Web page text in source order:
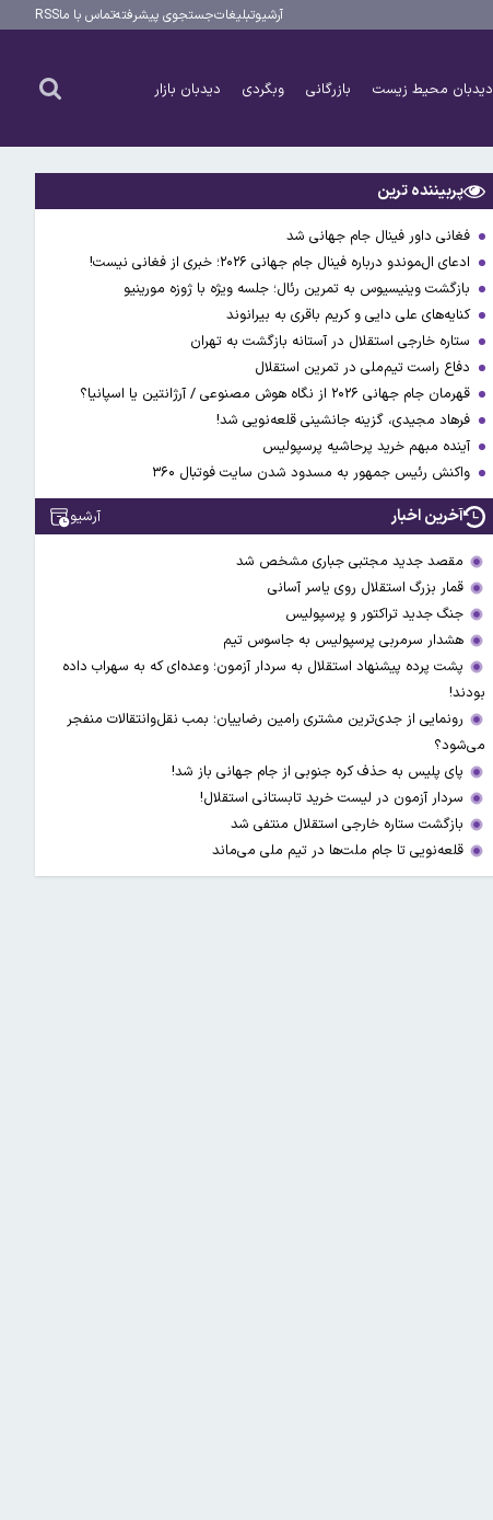
آرشیوتبلیغاتجستجوی پیشرفتهتماس با ماRSS
دیدبان محیط زیست بازرگانی وبگردی دیدبان بازار
پربیننده ترین
فغانی داور فینال جام جهانی شد
ادعای ال‌‍موندو درباره فینال جام جهانی ۲۰۲۶؛ خبری از فغانی نیست!
بازگشت وینیسیوس به تمرین رئال؛ جلسه ویژه با ژوزه مورینیو
کنایه‌های علی دایی و کریم باقری به بیرانوند
ستاره خارجی استقلال در آستانه بازگشت به تهران
دفاع راست تیم‌ملی در تمرین استقلال
قهرمان جام جهانی ۲۰۲۶ از نگاه هوش مصنوعی / آرژانتین یا اسپانیا؟
فرهاد مجیدی، گزینه جانشینی قلعه‌نویی شد!
آینده مبهم خرید پرحاشیه پرسپولیس
واکنش رئیس جمهور به مسدود شدن سایت فوتبال ۳۶۰
آخرین اخبار آرشیو
مقصد جدید مجتبی جباری مشخص شد
قمار بزرگ استقلال روی یاسر آسانی
جنگ جدید تراکتور و پرسپولیس
هشدار سرمربی پرسپولیس به جاسوس تیم
پشت پرده پیشنهاد استقلال به سردار آزمون؛ وعده‌ای که به سهراب داده
بودند!
رونمایی از جدی‌ترین مشتری رامین رضاییان؛ بمب نقل‌وانتقالات منفجر
می‌شود؟
پای پلیس به حذف کره جنوبی از جام جهانی باز شد!
سردار آزمون در لیست خرید تابستانی استقلال!
بازگشت ستاره خارجی استقلال منتفی شد
قلعه‌نویی تا جام ملت‌ها در تیم ملی می‌ماند